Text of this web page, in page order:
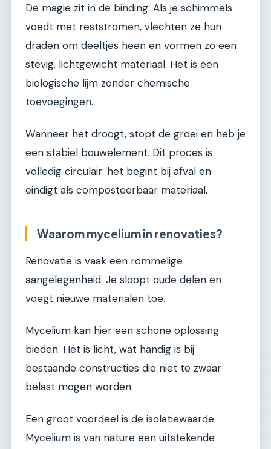
De magie zit in de binding. Als je schimmels
voedt met reststromen, vlechten ze hun
draden om deeltjes heen en vormen zo een
stevig, lichtgewicht materiaal. Het is een
biologische lijm zonder chemische
toevoegingen.
Wanneer het droogt, stopt de groei en heb je
een stabiel bouwelement. Dit proces is
volledig circulair: het begint bij afval en
eindigt als composteerbaar materiaal.
Waarom mycelium in renovaties?
Renovatie is vaak een rommelige
aangelegenheid. Je sloopt oude delen en
voegt nieuwe materialen toe.
Mycelium kan hier een schone oplossing
bieden. Het is licht, wat handig is bij
bestaande constructies die niet te zwaar
belast mogen worden.
Een groot voordeel is de isolatiewaarde.
Mycelium is van nature een uitstekende